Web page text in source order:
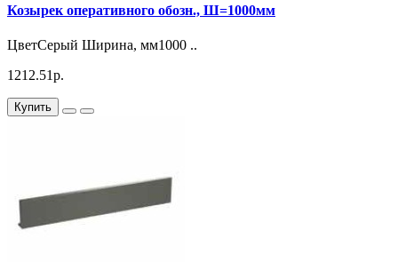
Козырек оперативного обозн., Ш=1000мм
ЦветСерый Ширина, мм1000 ..
1212.51р.
Купить